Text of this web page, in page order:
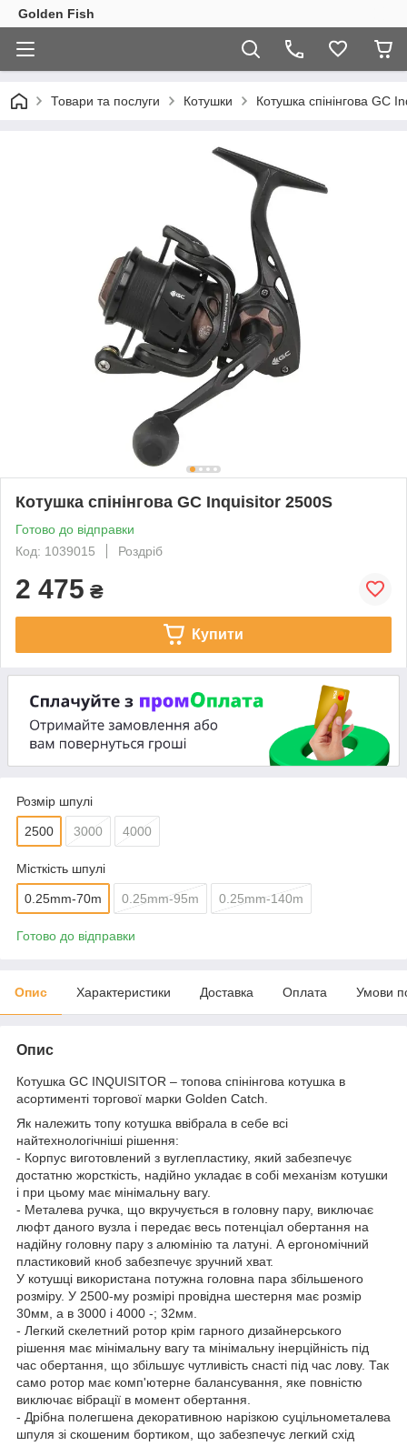
Golden Fish
Товари та послуги Котушки Котушка спінінгова GC
Котушка спінінгова GC Inquisitor 2500S
Готово до відправки
Код: 1039015
Роздріб
2 475 ₴
Купити
Розмір шпулі
2500 3000 4000
Місткість шпулі
0.25mm-70m 0.25mm-95m 0.25mm-140m
Готово до відправки
Опис Характеристики Доставка Оплата Умови
Опис
Котушка GC INQUISITOR – топова спінінгова котушка в
асортименті торгової марки Golden Catch.
Як належить топу котушка ввібрала в себе всі
найтехнологічніші рішення:
- Корпус виготовлений з вуглепластику, який забезпечує
достатню жорсткість, надійно укладає в собі механізм котушки
і при цьому має мінімальну вагу.
- Металева ручка, що вкручується в головну пару, виключає
люфт даного вузла і передає весь потенціал обертання на
надійну головну пару з алюмінію та латуні. А ергономічний
пластиковий кноб забезпечує зручний хват.
У котушці використана потужна головна пара збільшеного
розміру. У 2500-му розмірі провідна шестерня має розмір
30мм, а в 3000 і 4000 -; 32мм.
- Легкий скелетний ротор крім гарного дизайнерського
рішення має мінімальну вагу та мінімальну інерційність під
час обертання, що збільшує чутливість снасті під час лову. Так
само ротор має комп'ютерне балансування, яке повністю
виключає вібрації в момент обертання.
- Дрібна полегшена декоративною нарізкою суцільнометалева
шпуля зі скошеним бортиком, що забезпечує легкий схід